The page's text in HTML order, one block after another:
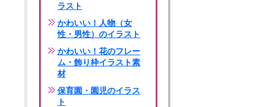
ラスト
かわいい！人物（女
性・男性）のイラスト
かわいい！花のフレー
ム・飾り枠イラスト素
材
保育園・園児のイラス
ト